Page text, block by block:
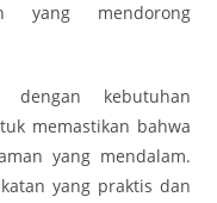
yang mendorong
dengan kebutuhan
memastikan bahwa
yang mendalam.
yang praktis dan